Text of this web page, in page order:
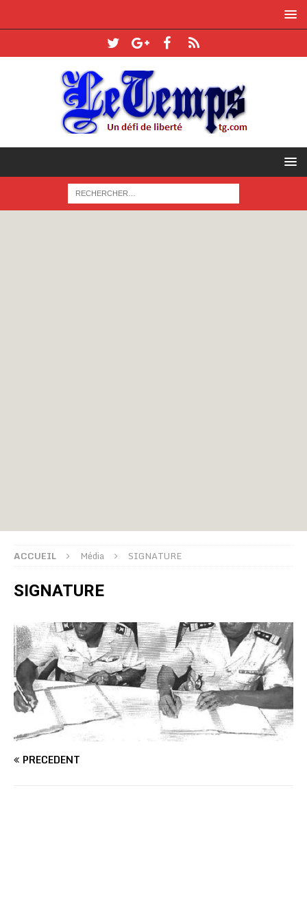
ACCUEIL Média SIGNATURE
SIGNATURE
PRÉCÉDENT